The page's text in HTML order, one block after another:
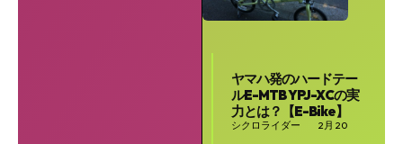
ヤマハ発のハードテー
ルE-MTB YPJ-XCの実
力とは？【E-Bike】
シクロライダー 2月 20